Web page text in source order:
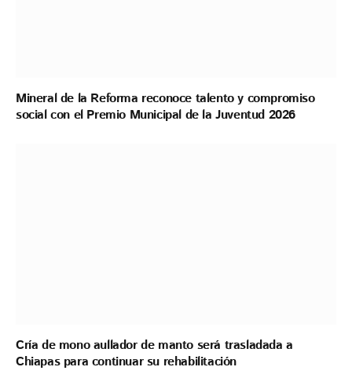
Mineral de la Reforma reconoce talento y compromiso
social con el Premio Municipal de la Juventud 2026
Cría de mono aullador de manto será trasladada a
Chiapas para continuar su rehabilitación